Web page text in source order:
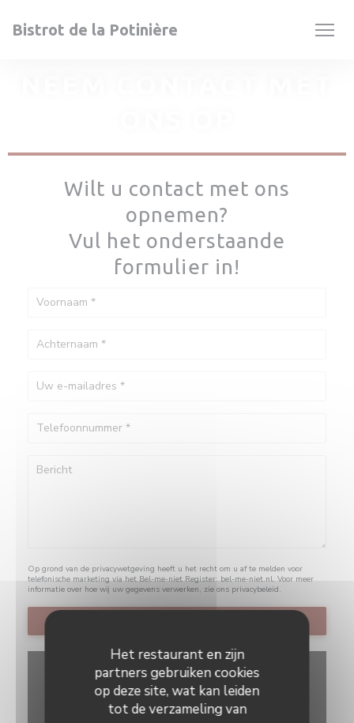
Het restaurant en zijn
partners gebruiken cookies
op deze site, wat kan leiden
tot de verzameling van
Bistrot de la Potinière
Wilt u contact met ons
opnemen?
Vul het onderstaande
formulier in!
Op grond van de privacywetgeving heeft u het recht om u af te melden voor
telefonische marketing via het Bel-me-niet Register:bel-me-niet.nl. Voor meer
informatie over hoe wij uw gegevens verwerken, zie ons privacybeleid.